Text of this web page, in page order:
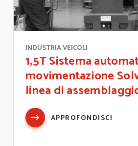
INDUSTRIA VEICOLI
1,5T Sistema
movimentazione
linea di
APPROFONDISCI